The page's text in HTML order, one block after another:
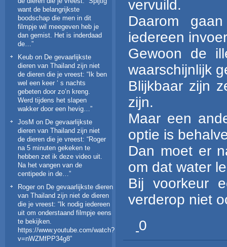
want de belangrijkste
boodschap die men in dit
filmpje wil meegeven heb je
dan gemist. Het is inderdaad
de… ”
Keub on De gevaarlijkste
dieren van Thailand zijn niet
de dieren die je vreest: “Ik ben
wel een keer ‘ s nachts
gebeten door zo’n kreng.
Werd tijdens het slapen
wakker door een hevig… ”
JosM on De gevaarlijkste
dieren van Thailand zijn niet
de dieren die je vreest: “Roger
na 5 minuten gekeken te
hebben zet ik deze video uit.
Na het vangen van de
centipede in de… ”
Roger on De gevaarlijkste dieren
van Thailand zijn niet de dieren
die je vreest: “ Ik nodig iedereen
uit om onderstaand filmpje eens
te bekijken.
https://www.youtube.com/watch?
v=nWZMfPP34g8”
vervuild.
Daarom
iedereen
Gewoon de
waarschijnlijk
Blijkbaar zijn
zijn.
Maar een
optie is
Dan moet er
om dat water
Bij voorkeur
verderop niet
0